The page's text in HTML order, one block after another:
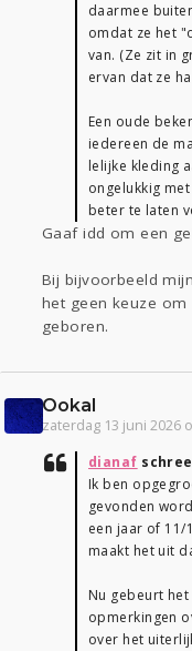
daarmee
omdat ze het
van. (Ze zit in
ervan dat ze
Een oude
iedereen de
lelijke kleding
ongelukkig
beter te laten
Gaaf idd om een
Bij bijvoorbeeld
het geen keuze
geboren.
Ookal
zaterdag 13 juni 2026
dianaf
Ik ben
gevonden
een jaar of 11/
maakt het uit
Nu gebeurt
opmerkingen
over het